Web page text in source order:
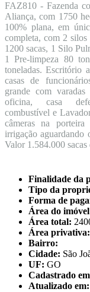
FAZ810 - Fazenda
Aliança, com 1750
100% plana, em
completa, com 2 silos
1200 sacas, 1 Silo
1 Pre-limpeza 80
toneladas. Escritório
casas de
grande com
oficina, casa
combustível e
câmeras na
irrigação aguardando
Valor 1.584.000
Finalidade da
Tipo da
Forma de
Área do
Área total:
Área privativa:
Bairro:
Cidade: São
UF: GO
Cadastrado
Atualizado em: